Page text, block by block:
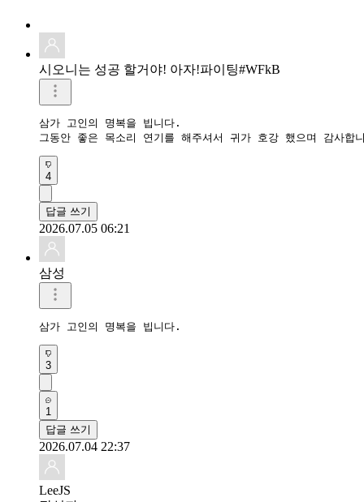
삼가 고인의 명복을 빕니다.
그동안 좋은 목소리 연기를 해주셔서 귀가 호강 했으며 감사합
4
답글 쓰기
2026.07.05 06:21
삼성
삼가 고인의 명복을 빕니다.
답글 쓰기
2026.07.04 22:37
LeeJS
작성자
삼가 고인의 명복을 빕니다.